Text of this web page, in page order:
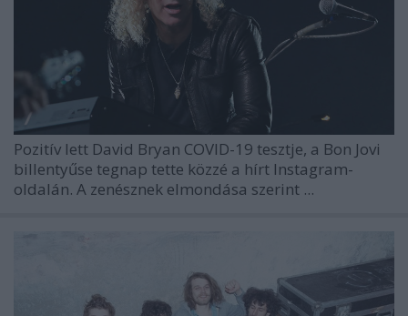
Pozitív lett David Bryan COVID-19 tesztje, a Bon Jovi
billentyűse tegnap tette közzé a hírt Instagram-
oldalán. A zenésznek elmondása szerint ...